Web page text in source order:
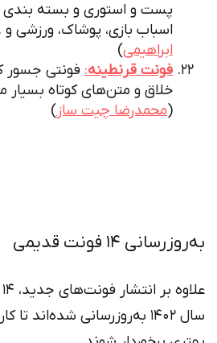
پست و استوری و بسته بندی
اسباب بازی، پوشاک، ورزشی
ابراهیمی)
فونت قرنطینه: فونتی جسور
خلاق و متن‌های کوتاه
(محمدرضا چیت ساز)
به‌روزرسانی 14 فونت قدیمی
سال 1402 به‌روزرسانی شده‌اند